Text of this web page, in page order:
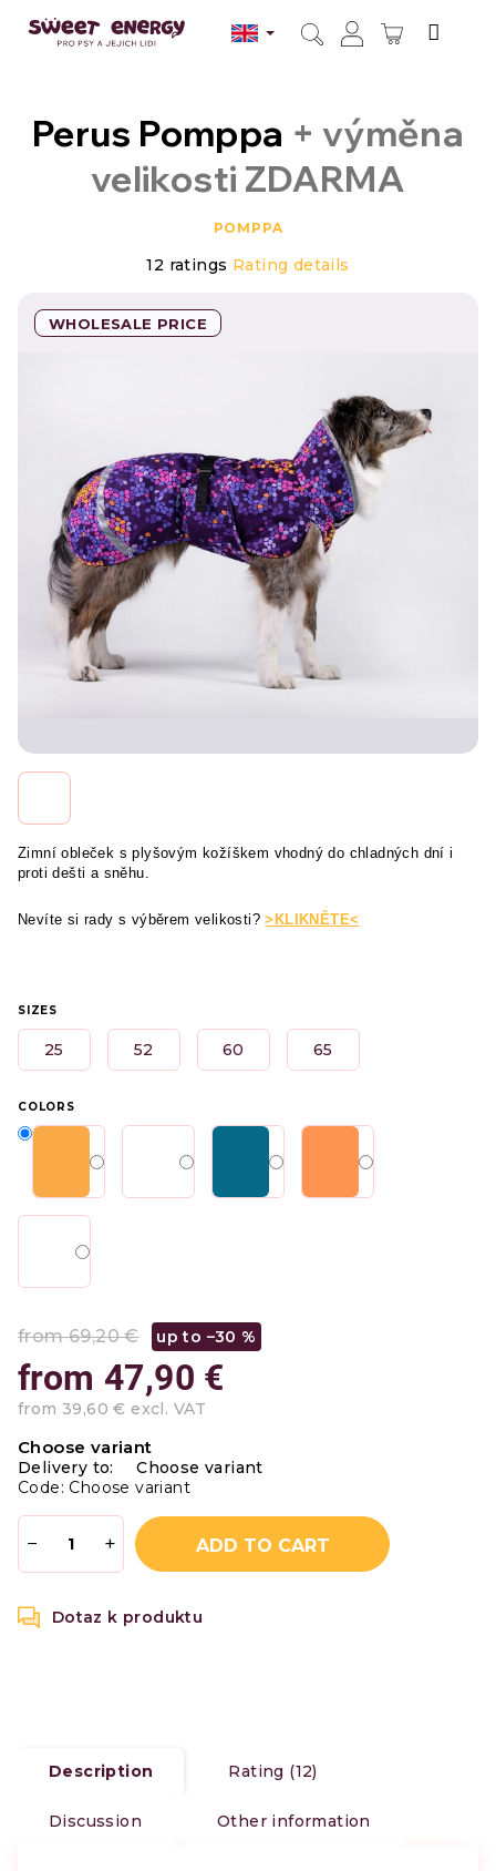
content
Zimní obleček s plyšovým kožíškem vhodný do chladných dní i
proti dešti a sněhu.
Nevíte si rady s výběrem velikosti?>KLIKNĚTE<
SIZES
25 52 60 65
COLORS
from 69,20 € up to –30 %
from 47,90 €
from 39,60 € excl. VAT
price:
Choose variant
Delivery to:
Choose variant
Code: Choose variant
+
− ADD TO CART
Perus Pomppa + výměna
velikosti ZDARMA
POMPPA
The
rating
is
12 ratings Rating details
WHOLESALE PRICE
Description Rating (12)
Discussion Other information